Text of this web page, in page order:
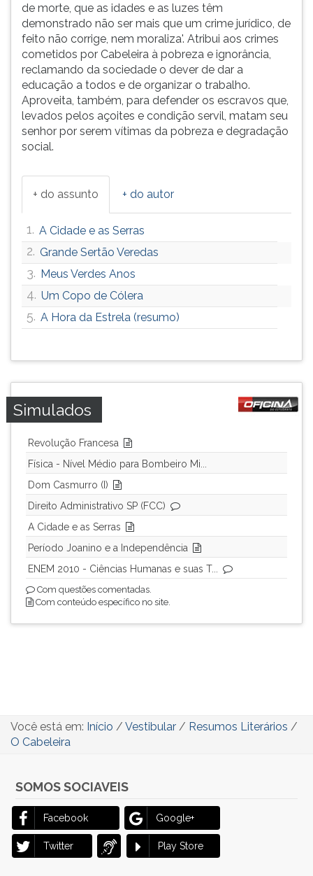
de morte, que as idades e as luzes têm
demonstrado não ser mais que um crime jurídico, de
feito não corrige, nem moraliza'. Atribui aos crimes
cometidos por Cabeleira à pobreza e ignorância,
reclamando da sociedade o dever de dar a
educação a todos e de organizar o trabalho.
Aproveita, também, para defender os escravos que,
levados pelos açoites e condição servil, matam seu
senhor por serem vítimas da pobreza e degradação
social.
+ do assunto + do autor
1. A Cidade e as Serras
2. Grande Sertão Veredas
3. Meus Verdes Anos
4. Um Copo de Cólera
5. A Hora da Estrela (resumo)
Simulados
Revolução Francesa
Física - Nível Médio para Bombeiro Mi...
Dom Casmurro (I)
Direito Administrativo SP (FCC)
A Cidade e as Serras
Período Joanino e a Independência
ENEM 2010 - Ciências Humanas e suas T...
Com questões comentadas.
Com conteúdo específico no site.
Você está em: Início / Vestibular / Resumos Literários /
O Cabeleira
SOMOS SOCIAVEIS
Facebook Google+
Twitter Play Store